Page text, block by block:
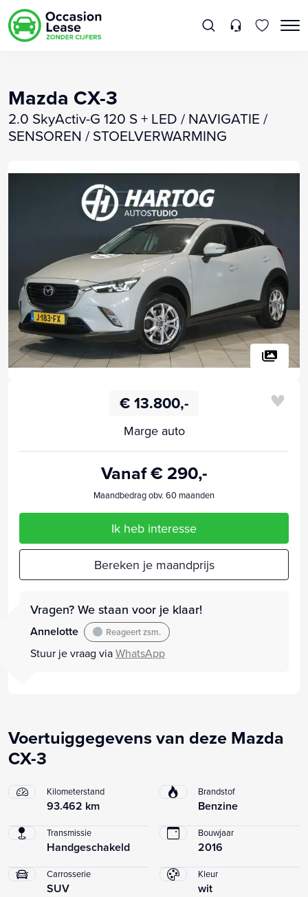
Mazda CX-3
2.0 SkyActiv-G 120 S + LED / NAVIGATIE /
SENSOREN / STOELVERWARMING
€ 13.800,-
Marge auto
Vanaf € 290,-
Maandbedrag obv. 60 maanden
Ik heb interesse
Bereken je maandprijs
Vragen? We staan voor je klaar!
Annelotte Reageert zsm.
Stuur je vraag viaWhatsApp
Voertuiggegevens van deze Mazda
CX-3
Kilometerstand
93.462 km
Brandstof
Benzine
Transmissie
Handgeschakeld
Bouwjaar
2016
Carrosserie
SUV
Kleur
wit